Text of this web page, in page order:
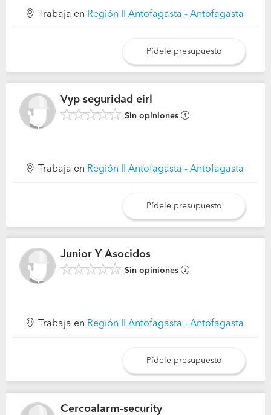
Trabaja en Región II Antofagasta - Antofagasta
Pídele presupuesto
Vyp seguridad eirl
Sin opiniones
Trabaja en Región II Antofagasta - Antofagasta
Pídele presupuesto
Junior Y Asocidos
Sin opiniones
Trabaja en Región II Antofagasta - Antofagasta
Pídele presupuesto
Cercoalarm-security